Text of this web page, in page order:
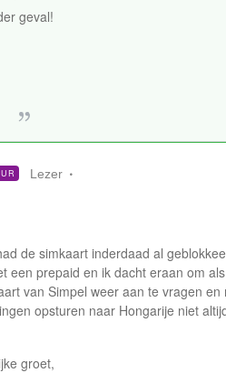
geval!
Lezer
de simkaart inderdaad al
een prepaid en ik dacht eraan om
van Simpel weer aan te vragen
opsturen naar Hongarije niet
groet,